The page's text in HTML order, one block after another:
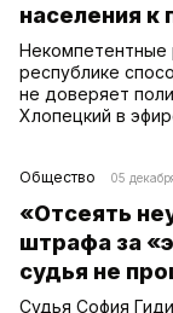
населения к
Некомпетентные
республике
не доверяет
Хлопецкий в
Общество 05
«Отсеять
штрафа за
судья не
Судья София